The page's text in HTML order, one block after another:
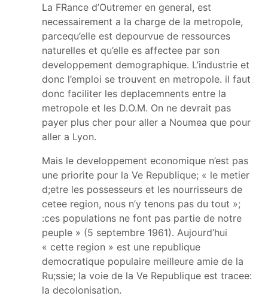
La FRance d’Outremer en general, est
necessairement a la charge de la metropole,
parcequ’elle est depourvue de ressources
naturelles et qu’elle es affectee par son
developpement demographique. L’industrie et
donc l’emploi se trouvent en metropole. il faut
donc faciliter les deplacemnents entre la
metropole et les D.O.M. On ne devrait pas
payer plus cher pour aller a Noumea que pour
aller a Lyon.
Mais le developpement economique n’est pas
une priorite pour la Ve Republique; « le metier
d;etre les possesseurs et les nourrisseurs de
cetee region, nous n’y tenons pas du tout »;
:ces populations ne font pas partie de notre
peuple » (5 septembre 1961). Aujourd’hui
« cette region » est une republique
democratique populaire meilleure amie de la
Ru;ssie; la voie de la Ve Republique est tracee:
la decolonisation.